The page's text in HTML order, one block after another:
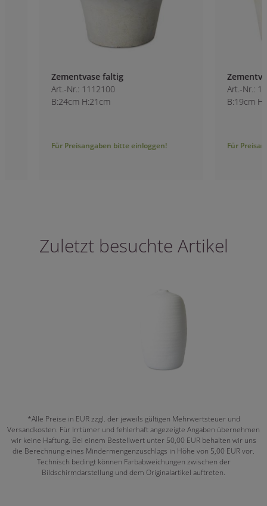
Zementvase faltig
Art.-Nr.: 1112100
B:24cm H:21cm
Für Preisangaben bitte einloggen!
Zementvase faltig
Art.-Nr.: 1112000
B:19cm H:17.5cm
Für Preisangaben
Zuletzt besuchte Artikel
*Alle Preise in EUR zzgl. der jeweils gültigen Mehrwertsteuer und
Versandkosten. Für Irrtümer und fehlerhaft angezeigte Angaben übernehmen
wir keine Haftung. Bei einem Bestellwert unter 50,00 EUR behalten wir uns
die Berechnung eines Mindermengenzuschlags in Höhe von 5,00 EUR vor.
Technisch bedingt können Farbabweichungen zwischen der
Bildschirmdarstellung und dem Originalartikel auftreten.